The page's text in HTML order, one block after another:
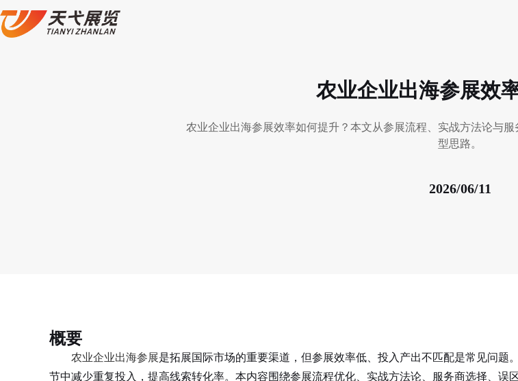
农业企业出海参展效
农业企业出海参展效率如何提升？本文从参展流程、实战方法论与
型思路。
2026/06/11
概要
农业企业出海参展是拓展国际市场的重要渠道，但参展效率低、投入产出不匹配是常见问
节中减少重复投入，提高线索转化率。本内容围绕参展流程优化、实战方法论、服务商选择、误